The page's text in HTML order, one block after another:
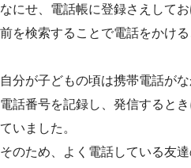
なにせ、電話帳に登録さえして
前を検索することで電話をかけ
自分が子どもの頃は携帯電話が
電話番号を記録し、発信すると
ていました。
そのため、よく電話している友